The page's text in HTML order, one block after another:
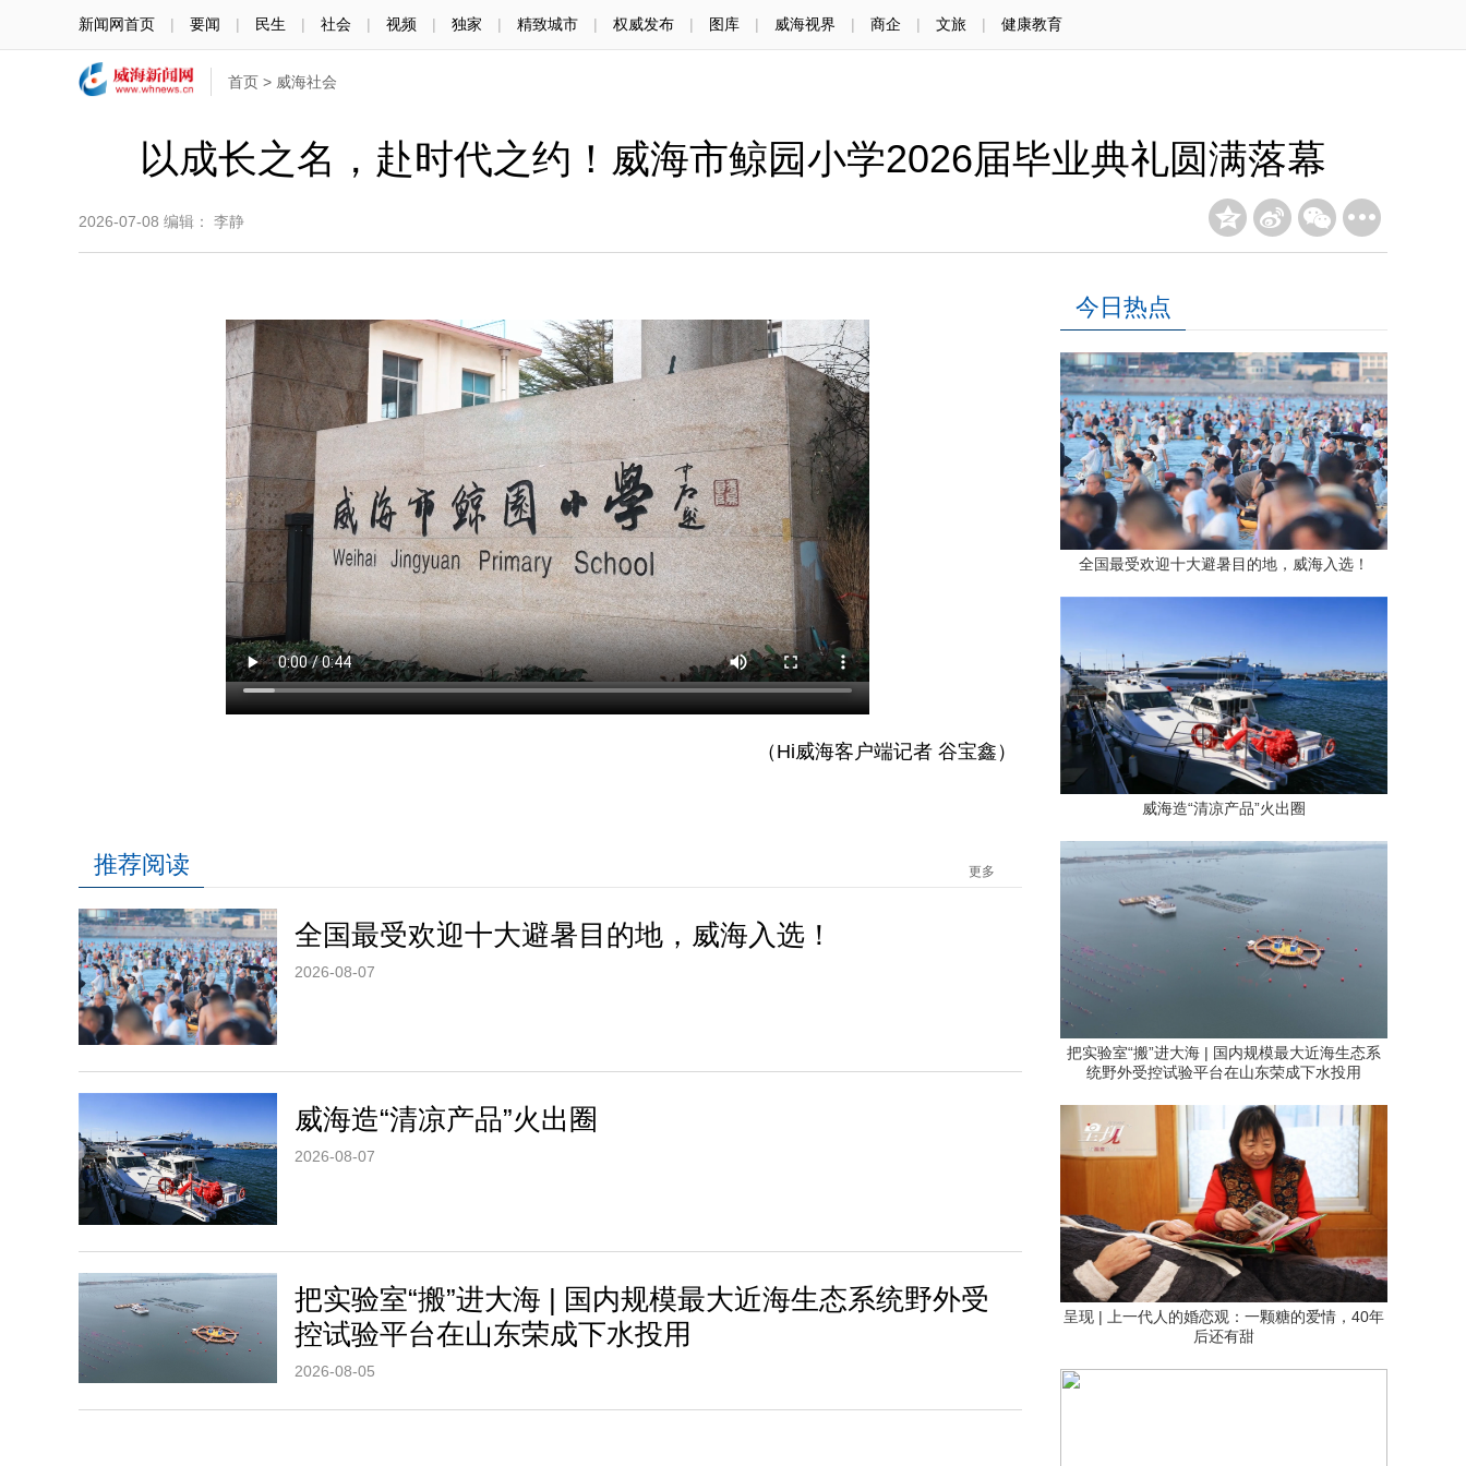
新闻网首页 | 要闻 | 民生 | 社会 | 视频 | 独家 | 精致城市 | 权威发布 | 图库 | 威海视界 | 商企 | 文旅 | 健康教育
首页 > 威海社会
以成长之名，赴时代之约！威海市鲸园小学2026届毕业典礼圆满落幕
2026-07-08 编辑： 李静
（Hi威海客户端记者 谷宝鑫）
推荐阅读 更多
全国最受欢迎十大避暑目的地，威海入选！
2026-08-07
威海造“清凉产品”火出圈
2026-08-07
把实验室“搬”进大海 | 国内规模最大近海生态系统野外受
控试验平台在山东荣成下水投用
2026-08-05
今日热点
全国最受欢迎十大避暑目的地，威海入选！
威海造“清凉产品”火出圈
把实验室“搬”进大海 | 国内规模最大近海生态系
统野外受控试验平台在山东荣成下水投用
呈现 | 上一代人的婚恋观：一颗糖的爱情，40年
后还有甜